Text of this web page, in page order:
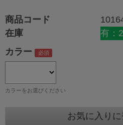
商品コード
在庫
有：
カラー
カラーをお選びください
お気に入り